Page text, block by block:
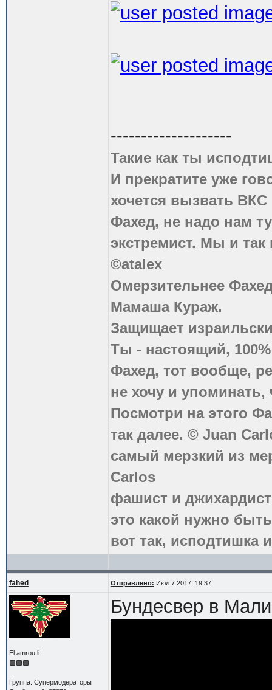
--------------------
Такие как ты
И прекратите уже
хочется вызвать
Фахед, не надо нам
экстремист. Мы и
©atalex
Омерзительнее
Мамаша Кураж.
Защищает
Ты - настоящий,
Фахед, тот вообще,
не хочу и
Посмотри на этого
так далее. © Juan
самый мерзкий из
Carlos
фашист и
это какой нужно
вот так, исподтишка
fahed Отправлено: Июл 7 2017, 19:37
El amrou li
Группа: Супермодераторы
Бундесвер в